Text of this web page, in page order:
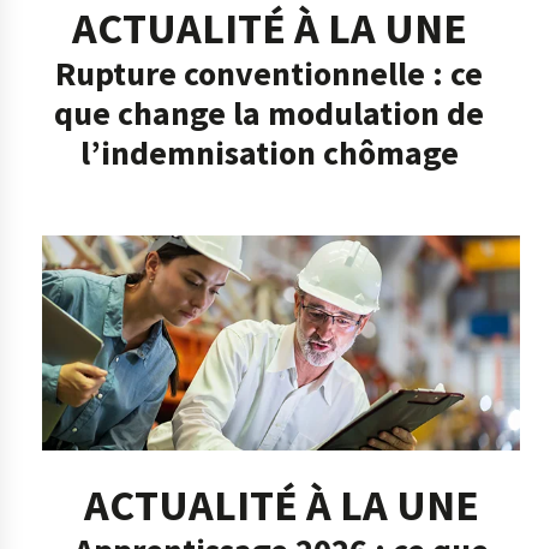
ACTUALITÉ À LA UNE
Rupture conventionnelle : ce
que change la modulation de
l’indemnisation chômage
ACTUALITÉ À LA UNE